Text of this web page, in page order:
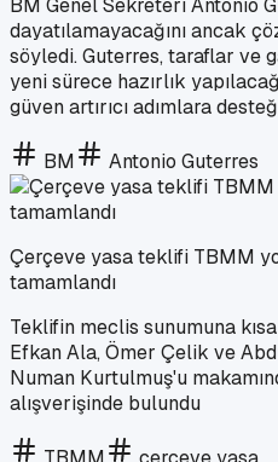
BM Genel Sekreteri Antonio
dayatılamayacağını ancak
söyledi. Guterres, taraflar ve
yeni sürece hazırlık
güven artırıcı adımlara
BM Antonio Guterres
Çerçeve yasa teklifi TBMM
tamamlandı
Teklifin meclis sunumuna
Efkan Ala, Ömer Çelik ve
Numan Kurtulmuş'u
alışverişinde bulundu